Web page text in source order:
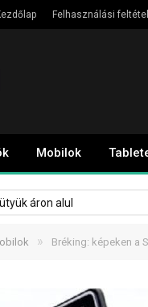
Felhasználási
Mobilok
áron alul
» Bréking: képeken a